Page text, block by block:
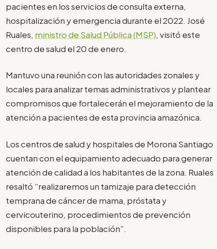
pacientes en los servicios de consulta externa,
hospitalización y emergencia durante el 2022. José
Ruales, ministro de Salud Pública (MSP), visitó este
centro de salud el 20 de enero.
Mantuvo una reunión con las autoridades zonales y
locales para analizar temas administrativos y plantear
compromisos que fortalecerán el mejoramiento de la
atención a pacientes de esta provincia amazónica.
Los centros de salud y hospitales de Morona Santiago
cuentan con el equipamiento adecuado para generar
atención de calidad a los habitantes de la zona. Ruales
resaltó “realizaremos un tamizaje para detección
temprana de cáncer de mama, próstata y
cervicouterino, procedimientos de prevención
disponibles para la población”.